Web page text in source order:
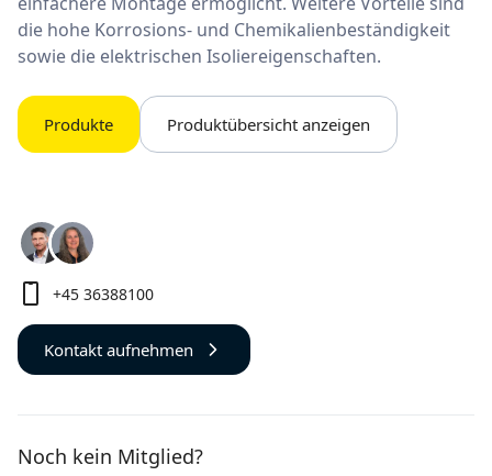
die hohe Korrosions- und Chemikalienbeständigkeit
sowie die elektrischen Isoliereigenschaften.
Produkte Produktübersicht anzeigen
+45 36388100
Kontakt aufnehmen
Noch kein Mitglied?